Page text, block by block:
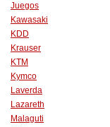
Juegos
Kawasaki
KDD
Krauser
KTM
Kymco
Laverda
Lazareth
Malaguti